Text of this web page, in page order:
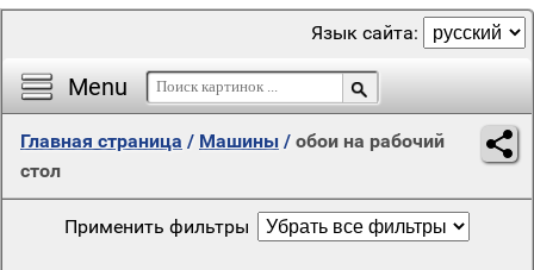
Menu
Язык сайта:
Главная страница / Машины / обои на рабочий
стол
Применить фильтры